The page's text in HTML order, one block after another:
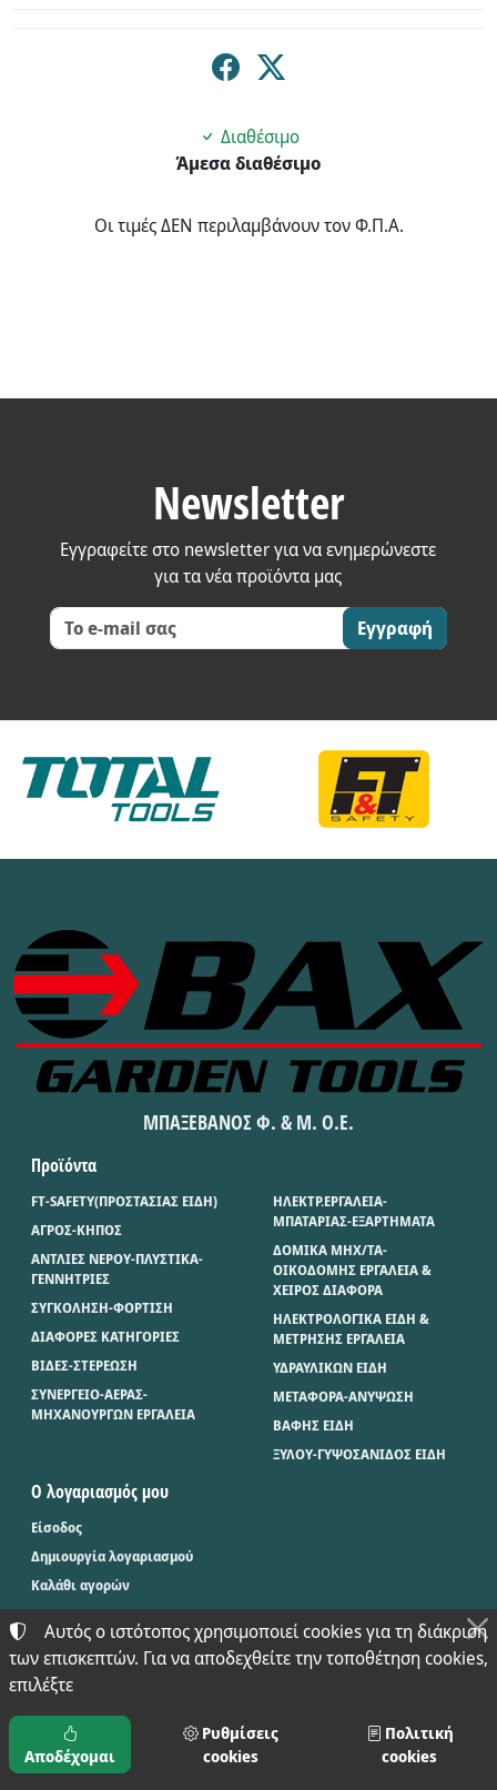
Διαθέσιμο
Άμεσα διαθέσιμο
Οι τιμές ΔΕΝ περιλαμβάνουν τον Φ.Π.Α.
Newsletter
Εγγραφείτε στο newsletter για να ενημερώνεστε
για τα νέα προϊόντα μας
Εγγραφή
ΜΠΑΞΕΒΑΝΟΣ Φ. & Μ. Ο.Ε.
Προϊόντα
FT-SAFETY(ΠΡΟΣΤΑΣΙΑΣ ΕΙΔΗ)
ΑΓΡΟΣ-ΚΗΠΟΣ
ΑΝΤΛΙΕΣ ΝΕΡΟΥ-ΠΛΥΣΤΙΚΑ-
ΓΕΝΝΗΤΡΙΕΣ
ΣΥΓΚΟΛΗΣΗ-ΦΟΡΤΙΣΗ
ΔΙΑΦΟΡΕΣ ΚΑΤΗΓΟΡΙΕΣ
ΒΙΔΕΣ-ΣΤΕΡΕΩΣΗ
ΣΥΝΕΡΓΕΙΟ-ΑΕΡΑΣ-
ΜΗΧΑΝΟΥΡΓΩΝ ΕΡΓΑΛΕΙΑ
ΗΛΕΚΤΡ.ΕΡΓΑΛΕΙΑ-
ΜΠΑΤΑΡΙΑΣ-ΕΞΑΡΤΗΜΑΤΑ
ΔΟΜΙΚΑ ΜΗΧ/ΤΑ-
ΟΙΚΟΔΟΜΗΣ ΕΡΓΑΛΕΙΑ &
ΧΕΙΡΟΣ ΔΙΑΦΟΡΑ
ΗΛΕΚΤΡΟΛΟΓΙΚΑ ΕΙΔΗ &
ΜΕΤΡΗΣΗΣ ΕΡΓΑΛΕΙΑ
ΥΔΡΑΥΛΙΚΩΝ ΕΙΔΗ
ΜΕΤΑΦΟΡΑ-ΑΝΥΨΩΣΗ
ΒΑΦΗΣ ΕΙΔΗ
ΞΥΛΟΥ-ΓΥΨΟΣΑΝΙΔΟΣ ΕΙΔΗ
Ο λογαριασμός μου
Είσοδος
Δημιουργία λογαριασμού
Καλάθι αγορών
©2024-2026ΜΠΑΞΕΒΑΝΟΣ Φ. & Μ. Ο.Ε. - BAX.TOOLS
ΑΡΙΘΜΌΣ ΓΕΜΗ:
ΡΥΘΜΊΣΕΙΣ COOKIES
TORUS e-shop
Αυτός ο ιστότοπος χρησιμοποιεί cookies για τη διάκριση
των επισκεπτών. Για να αποδεχθείτε την τοποθέτηση cookies,
επιλέξτε
Αποδέχομαι
Ρυθμίσεις
cookies
Πολιτική
cookies